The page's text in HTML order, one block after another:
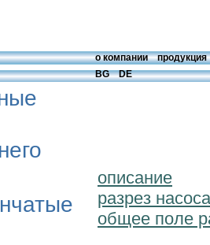
о компании
продукция
BG
DE
описание
разрез насоса
общее поле